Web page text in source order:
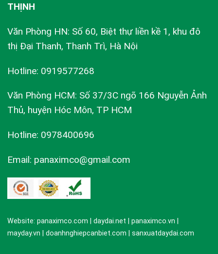
THỊNH
Văn Phòng HN: Số 60, Biệt thự liền kề 1, khu đô
thị Đại Thanh, Thanh Trì, Hà Nội
Hotline: 0919577268
Văn Phòng HCM: Số 37/3C ngõ 166 Nguyễn Ảnh
Thủ, huyện Hóc Môn, TP HCM
Hotline: 0978400696
Email: panaximco@gmail.com
Website: panaximco.com | daydai.net | panaximco.vn |
mayday.vn | doanhnghiepcanbiet.com | sanxuatdaydai.com